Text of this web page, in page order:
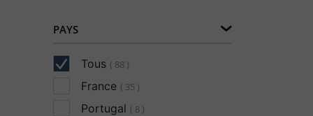
PAYS
Tous ( 88 )
France ( 35 )
Portugal ( 8 )